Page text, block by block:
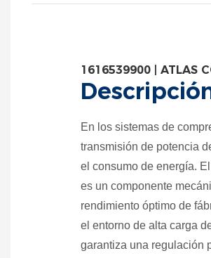
1616539900 | ATLAS
En los sistemas de
transmisión de potencia
el consumo de energía.
es un componente
rendimiento óptimo de
el entorno de alta carga
garantiza una regulación